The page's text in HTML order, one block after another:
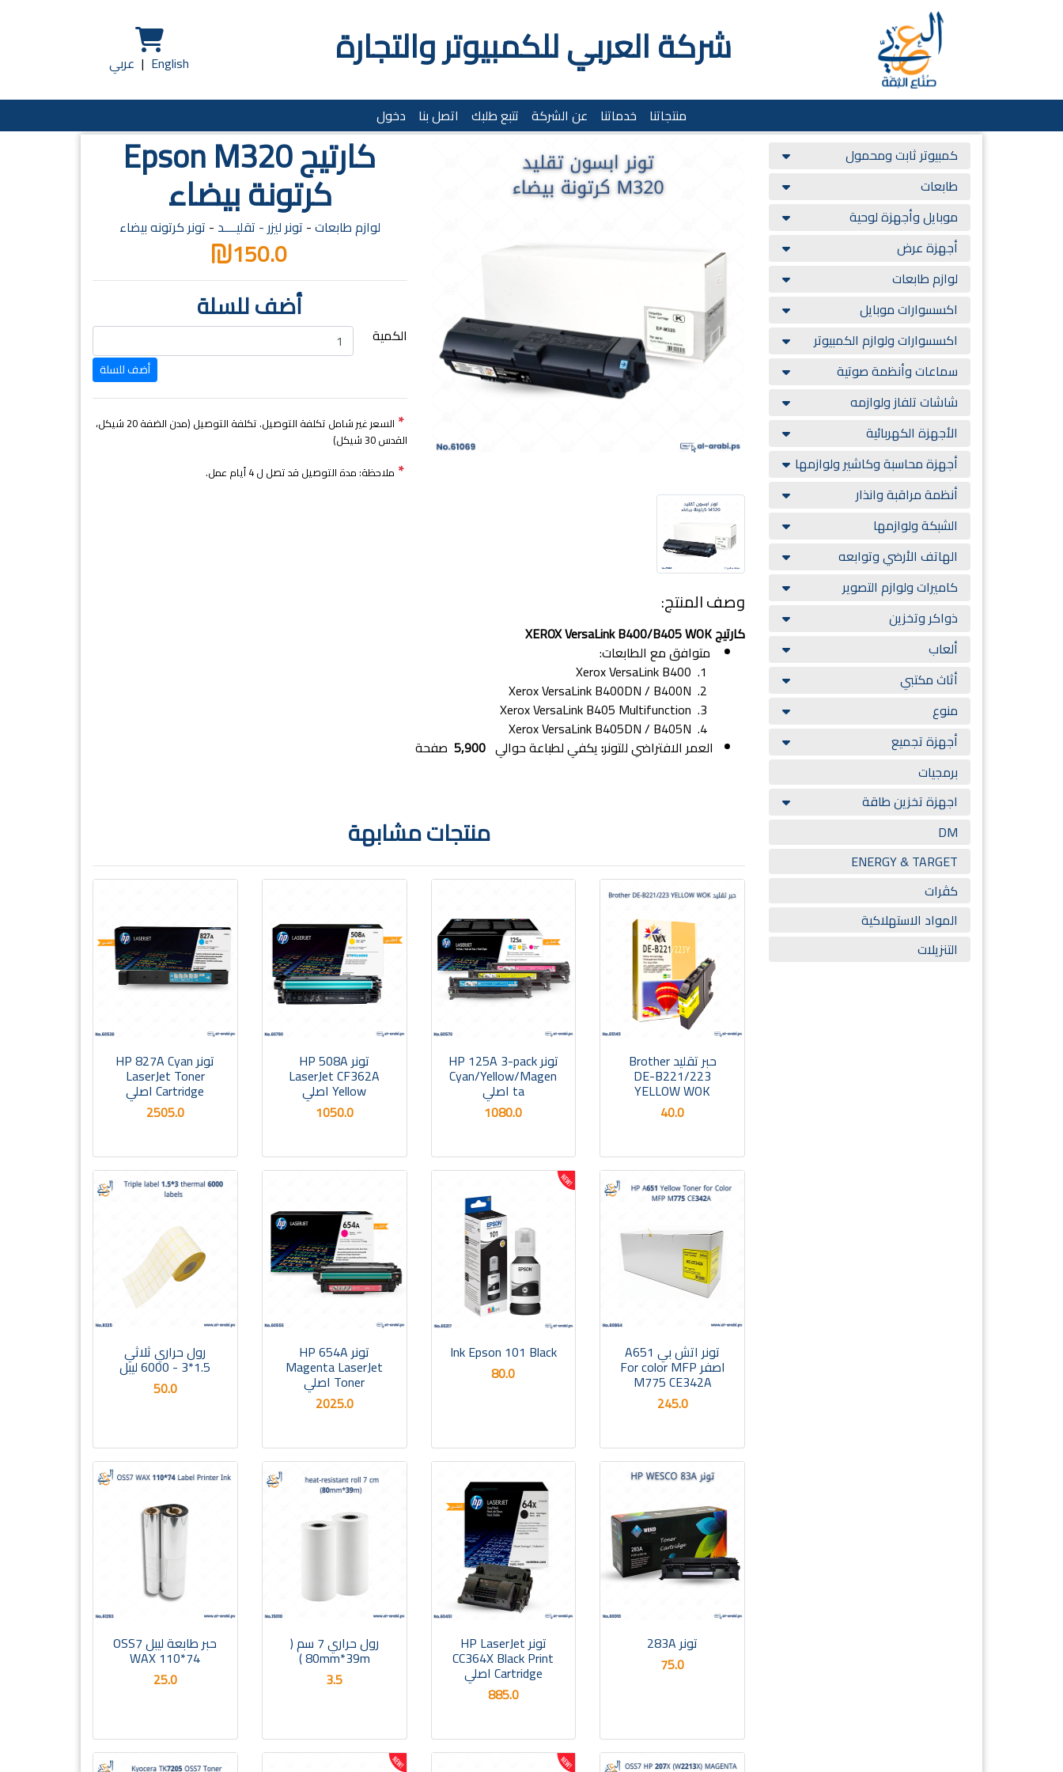
شركة العربي للكمبيوتر والتجارة English
| عربي
منتجاتنا خدماتنا عن الشركة تتبع طلبك اتصل بنا دخول
كمبيوتر ثابت ومحمول
طابعات
موبايل وأجهزة لوحية
أجهزة عرض
لوازم طابعات
اكسسوارات موبايل
اكسسوارات ولوازم الكمبيوتر
سماعات وأنظمة صوتية
شاشات تلفاز ولوازمه
الأجهزة الكهربائية
أجهزة محاسبة وكاشير ولوازمها
أنظمة مراقبة وانذار
الشبكة ولوازمها
الهاتف الأرضي وتوابعه
كاميرات ولوازم التصوير
ذواكر وتخزين
ألعاب
أثاث مكتبي
منوع
أجهزة تجميع
برمجيات
اجهزة تخزين طاقة
DM
ENERGY & TARGET
كڤرات
المواد الاستهلاكية
التنزيلات
كارتيج Epson M320
كرتونة بيضاء
لوازم طابعات- تونر ليزر - تقليــــد - تونر كرتونه بيضاء
150.0
أضف للسلة
الكمية
*
السعر غير شامل تكلفة التوصيل. تكلفة التوصيل (مدن الضفة 20 شيكل،
القدس 30 شيكل)
* ملاحظة: مدة التوصيل قد تصل ل 4 أيام عمل.
وصف المنتج:
كارتيج XEROX VersaLink B400/B405 WOK
متوافق مع الطابعات:
العمر الافتراضي للتونر:يكفي لطباعة حوالي 5,900 صفحة
منتجات مشابهة
حبر تقليد Brother
DE-B221/223
YELLOW WOK
40.0
تونر HP 125A 3-pack
Cyan/Yellow/Magen
ta اصلي
1080.0
تونر HP 508A
LaserJet CF362A
Yellow اصلي
1050.0
تونر HP 827A Cyan
LaserJet Toner
Cartridge اصلي
2505.0
تونر اتش بي A651
اصفر For color MFP
M775 CE342A
245.0
Ink Epson 101 Black
80.0
تونر HP 654A
Magenta LaserJet
Toner اصلي
2025.0
رول حراري ثلاثي
1.5*3 - 6000 ليبل
50.0
تونر 283A
75.0
تونر HP LaserJet
CC364X Black Print
Cartridge اصلي
885.0
رول حراري 7 سم (
80mm*39m )
3.5
حبر طابعة ليبل OSS7
WAX 110*74
25.0